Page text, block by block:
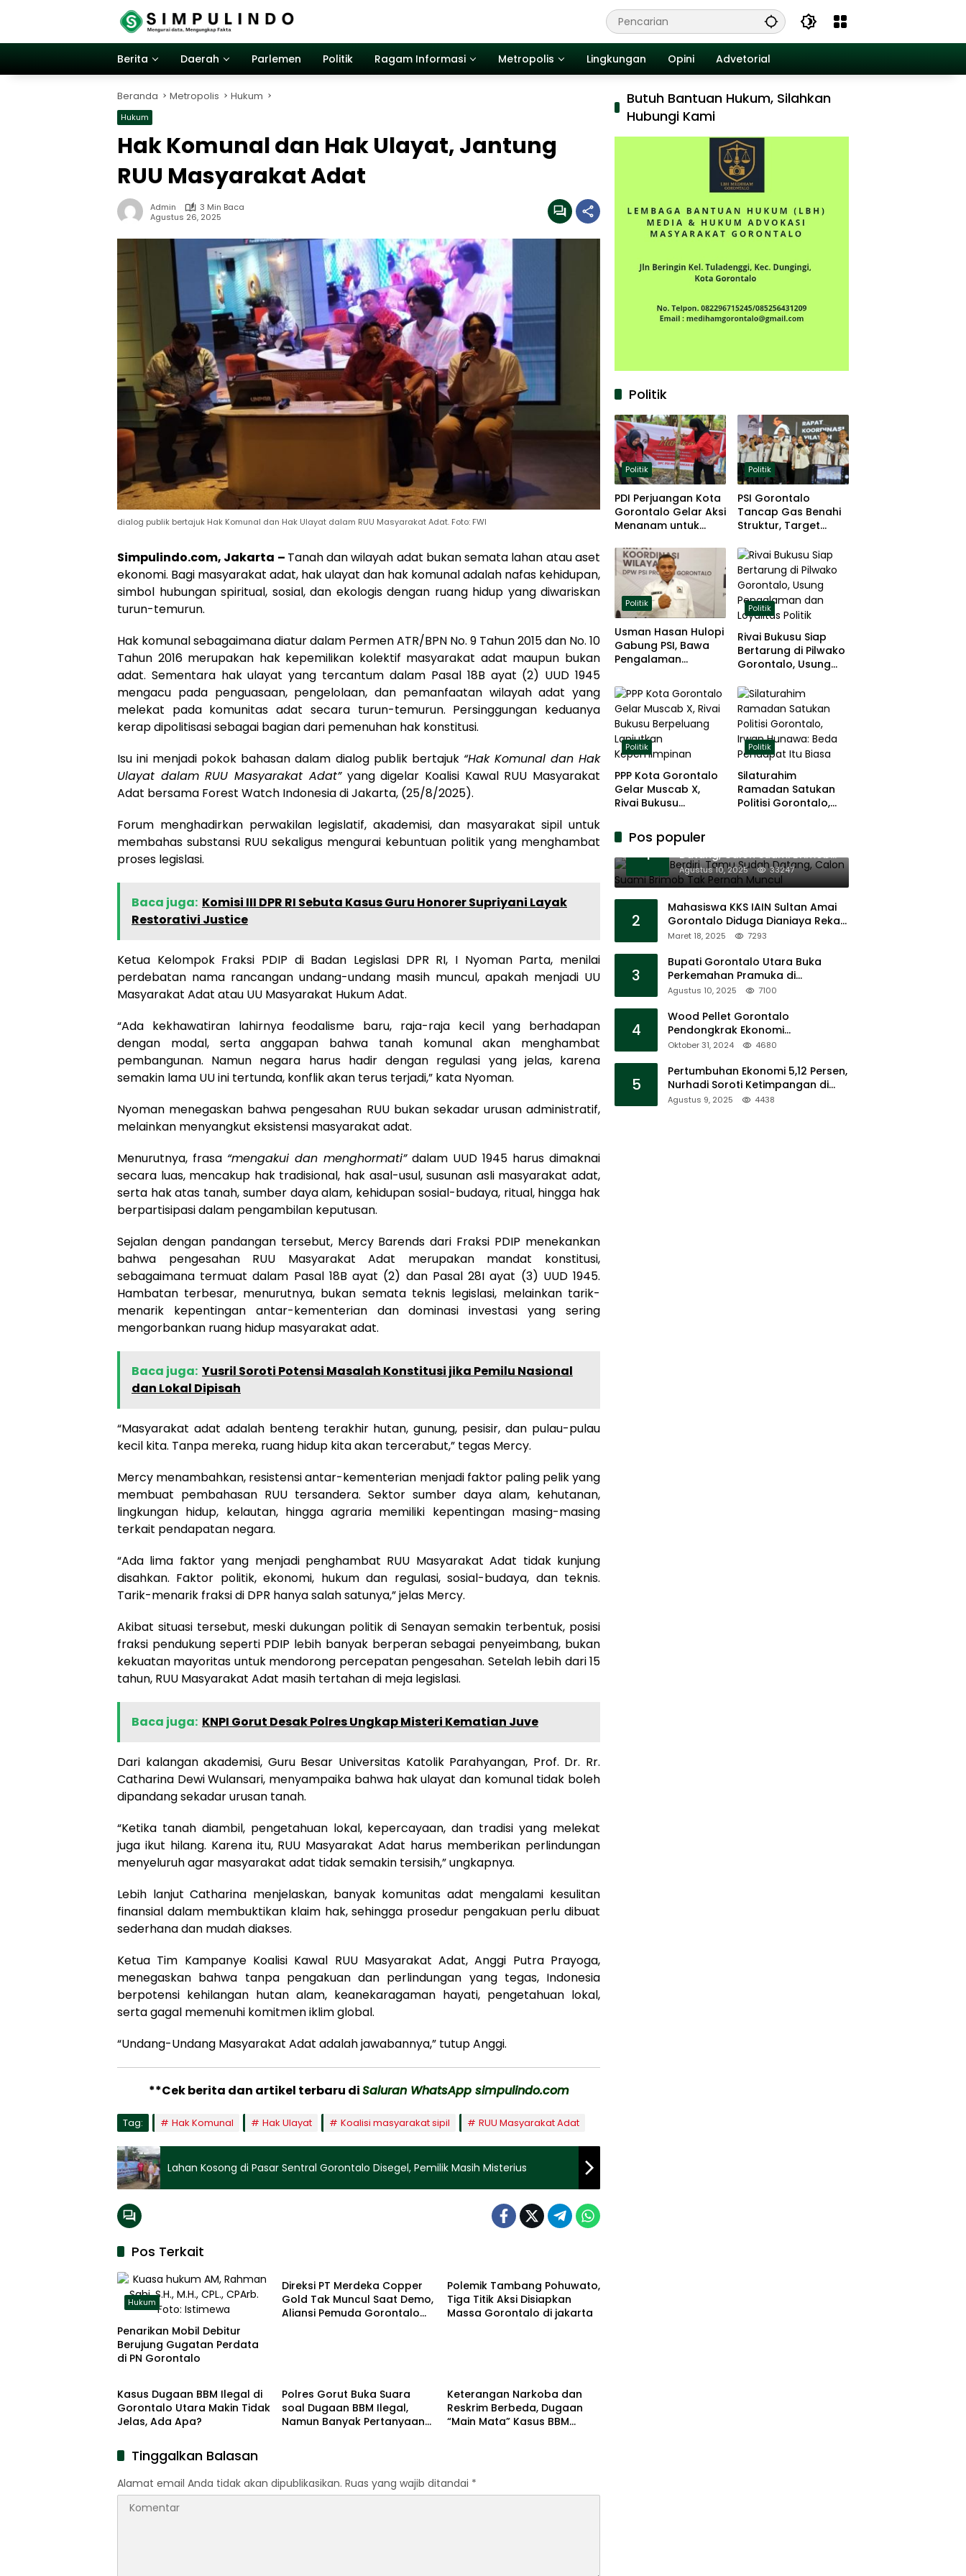
Berita
Daerah Parlemen Politik Ragam Informasi Metropolis Lingkungan Opini Advetorial
Beranda Metropolis Hukum
Hukum
Hak Komunal dan Hak Ulayat, Jantung
RUU Masyarakat Adat
Admin
3 Min Baca
Agustus 26, 2025
dialog publik bertajuk Hak Komunal dan Hak Ulayat dalam RUU Masyarakat Adat. Foto: FWI
Simpulindo.com, Jakarta – Tanah dan wilayah adat bukan semata lahan atau aset
ekonomi. Bagi masyarakat adat, hak ulayat dan hak komunal adalah nafas kehidupan,
simbol hubungan spiritual, sosial, dan ekologis dengan ruang hidup yang diwariskan
turun-temurun.
Hak komunal sebagaimana diatur dalam Permen ATR/BPN No. 9 Tahun 2015 dan No. 10
Tahun 2016 merupakan hak kepemilikan kolektif masyarakat adat maupun bukan
adat. Sementara hak ulayat yang tercantum dalam Pasal 18B ayat (2) UUD 1945
mengacu pada penguasaan, pengelolaan, dan pemanfaatan wilayah adat yang
melekat pada komunitas adat secara turun-temurun. Persinggungan keduanya
kerap dipolitisasi sebagai bagian dari pemenuhan hak konstitusi.
Isu ini menjadi pokok bahasan dalam dialog publik bertajuk “Hak Komunal dan Hak
Ulayat dalam RUU Masyarakat Adat”yang digelar Koalisi Kawal RUU Masyarakat
Adat bersama Forest Watch Indonesia di Jakarta, (25/8/2025).
Forum menghadirkan perwakilan legislatif, akademisi, dan masyarakat sipil untuk
membahas substansi RUU sekaligus mengurai kebuntuan politik yang menghambat
proses legislasi.
Baca juga: Komisi III DPR RI Sebuta Kasus Guru Honorer Supriyani Layak
Restorativi Justice
Ketua Kelompok Fraksi PDIP di Badan Legislasi DPR RI, I Nyoman Parta, menilai
perdebatan nama rancangan undang-undang masih muncul, apakah menjadi UU
Masyarakat Adat atau UU Masyarakat Hukum Adat.
“Ada kekhawatiran lahirnya feodalisme baru, raja-raja kecil yang berhadapan
dengan modal, serta anggapan bahwa tanah komunal akan menghambat
pembangunan. Namun negara harus hadir dengan regulasi yang jelas, karena
semakin lama UU ini tertunda, konflik akan terus terjadi,” kata Nyoman.
Nyoman menegaskan bahwa pengesahan RUU bukan sekadar urusan administratif,
melainkan menyangkut eksistensi masyarakat adat.
Menurutnya, frasa “mengakui dan menghormati”dalam UUD 1945 harus dimaknai
secara luas, mencakup hak tradisional, hak asal-usul, susunan asli masyarakat adat,
serta hak atas tanah, sumber daya alam, kehidupan sosial-budaya, ritual, hingga hak
berpartisipasi dalam pengambilan keputusan.
Sejalan dengan pandangan tersebut, Mercy Barends dari Fraksi PDIP menekankan
bahwa pengesahan RUU Masyarakat Adat merupakan mandat konstitusi,
sebagaimana termuat dalam Pasal 18B ayat (2) dan Pasal 28I ayat (3) UUD 1945.
Hambatan terbesar, menurutnya, bukan semata teknis legislasi, melainkan tarik-
menarik kepentingan antar-kementerian dan dominasi investasi yang sering
mengorbankan ruang hidup masyarakat adat.
Baca juga: Yusril Soroti Potensi Masalah Konstitusi jika Pemilu Nasional
dan Lokal Dipisah
“Masyarakat adat adalah benteng terakhir hutan, gunung, pesisir, dan pulau-pulau
kecil kita. Tanpa mereka, ruang hidup kita akan tercerabut,” tegas Mercy.
Mercy menambahkan, resistensi antar-kementerian menjadi faktor paling pelik yang
membuat pembahasan RUU tersandera. Sektor sumber daya alam, kehutanan,
lingkungan hidup, kelautan, hingga agraria memiliki kepentingan masing-masing
terkait pendapatan negara.
“Ada lima faktor yang menjadi penghambat RUU Masyarakat Adat tidak kunjung
disahkan. Faktor politik, ekonomi, hukum dan regulasi, sosial-budaya, dan teknis.
Tarik-menarik fraksi di DPR hanya salah satunya,” jelas Mercy.
Akibat situasi tersebut, meski dukungan politik di Senayan semakin terbentuk, posisi
fraksi pendukung seperti PDIP lebih banyak berperan sebagai penyeimbang, bukan
kekuatan mayoritas untuk mendorong percepatan pengesahan. Setelah lebih dari 15
tahun, RUU Masyarakat Adat masih tertahan di meja legislasi.
Baca juga: KNPI Gorut Desak Polres Ungkap Misteri Kematian Juve
Dari kalangan akademisi, Guru Besar Universitas Katolik Parahyangan, Prof. Dr. Rr.
Catharina Dewi Wulansari, menyampaika bahwa hak ulayat dan komunal tidak boleh
dipandang sekadar urusan tanah.
“Ketika tanah diambil, pengetahuan lokal, kepercayaan, dan tradisi yang melekat
juga ikut hilang. Karena itu, RUU Masyarakat Adat harus memberikan perlindungan
menyeluruh agar masyarakat adat tidak semakin tersisih,” ungkapnya.
Lebih lanjut Catharina menjelaskan, banyak komunitas adat mengalami kesulitan
finansial dalam membuktikan klaim hak, sehingga prosedur pengakuan perlu dibuat
sederhana dan mudah diakses.
Ketua Tim Kampanye Koalisi Kawal RUU Masyarakat Adat, Anggi Putra Prayoga,
menegaskan bahwa tanpa pengakuan dan perlindungan yang tegas, Indonesia
berpotensi kehilangan hutan alam, keanekaragaman hayati, pengetahuan lokal,
serta gagal memenuhi komitmen iklim global.
“Undang-Undang Masyarakat Adat adalah jawabannya,” tutup Anggi.
**Cek berita dan artikel terbaru diSaluran WhatsApp simpulindo.com
Tag: Hak Komunal Hak Ulayat Koalisi masyarakat sipil RUU Masyarakat Adat
Lahan Kosong di Pasar Sentral Gorontalo Disegel, Pemilik Masih Misterius
Pos Terkait
Hukum
Penarikan Mobil Debitur
Berujung Gugatan Perdata
di PN Gorontalo
Direksi PT Merdeka Copper
Gold Tak Muncul Saat Demo,
Aliansi Pemuda Gorontalo
Polemik Tambang Pohuwato,
Tiga Titik Aksi Disiapkan
Massa Gorontalo di jakarta
Hukum
Kasus Dugaan BBM Ilegal di
Gorontalo Utara Makin Tidak
Jelas, Ada Apa?
Polres Gorut Buka Suara
soal Dugaan BBM Ilegal,
Namun Banyak Pertanyaan
Keterangan Narkoba dan
Reskrim Berbeda, Dugaan
“Main Mata” Kasus BBM
Tinggalkan Balasan
Alamat email Anda tidak akan dipublikasikan. Ruas yang wajib ditandai *
Butuh Bantuan Hukum, Silahkan
Hubungi Kami
Politik
Politik
PDI Perjuangan Kota
Gorontalo Gelar Aksi
Menanam untuk
Politik
PSI Gorontalo
Tancap Gas Benahi
Struktur, Target
Politik
Usman Hasan Hulopi
Gabung PSI, Bawa
Pengalaman
Akar Rumput
Politik
Rivai Bukusu Siap
Bertarung di Pilwako
Gorontalo, Usung
Loyalitas Politik
Politik
PPP Kota Gorontalo
Gelar Muscab X,
Rivai Bukusu
Lanjutkan
Kepemimpinan
Politik
Silaturahim
Ramadan Satukan
Politisi Gorontalo,
Pos populer
1
11 Tenda Berdiri, Tamu Sudah
Datang, Calon Suami Brimob
Tak Pernah Muncul
Agustus 10, 2025 33247
2
Mahasiswa KKS IAIN Sultan Amai
Gorontalo Diduga Dianiaya Rekan
Sendiri di Popayato Barat
Maret 18, 2025 7293
3
Bupati Gorontalo Utara Buka
Perkemahan Pramuka di
Sumalata
Agustus 10, 2025 7100
4
Wood Pellet Gorontalo
Pendongkrak Ekonomi
Masyarakat Dan Mendorong
Oktober 31, 2024 4680
5
Pertumbuhan Ekonomi 5,12 Persen,
Nurhadi Soroti Ketimpangan di
Lapangan
Agustus 9, 2025 4438